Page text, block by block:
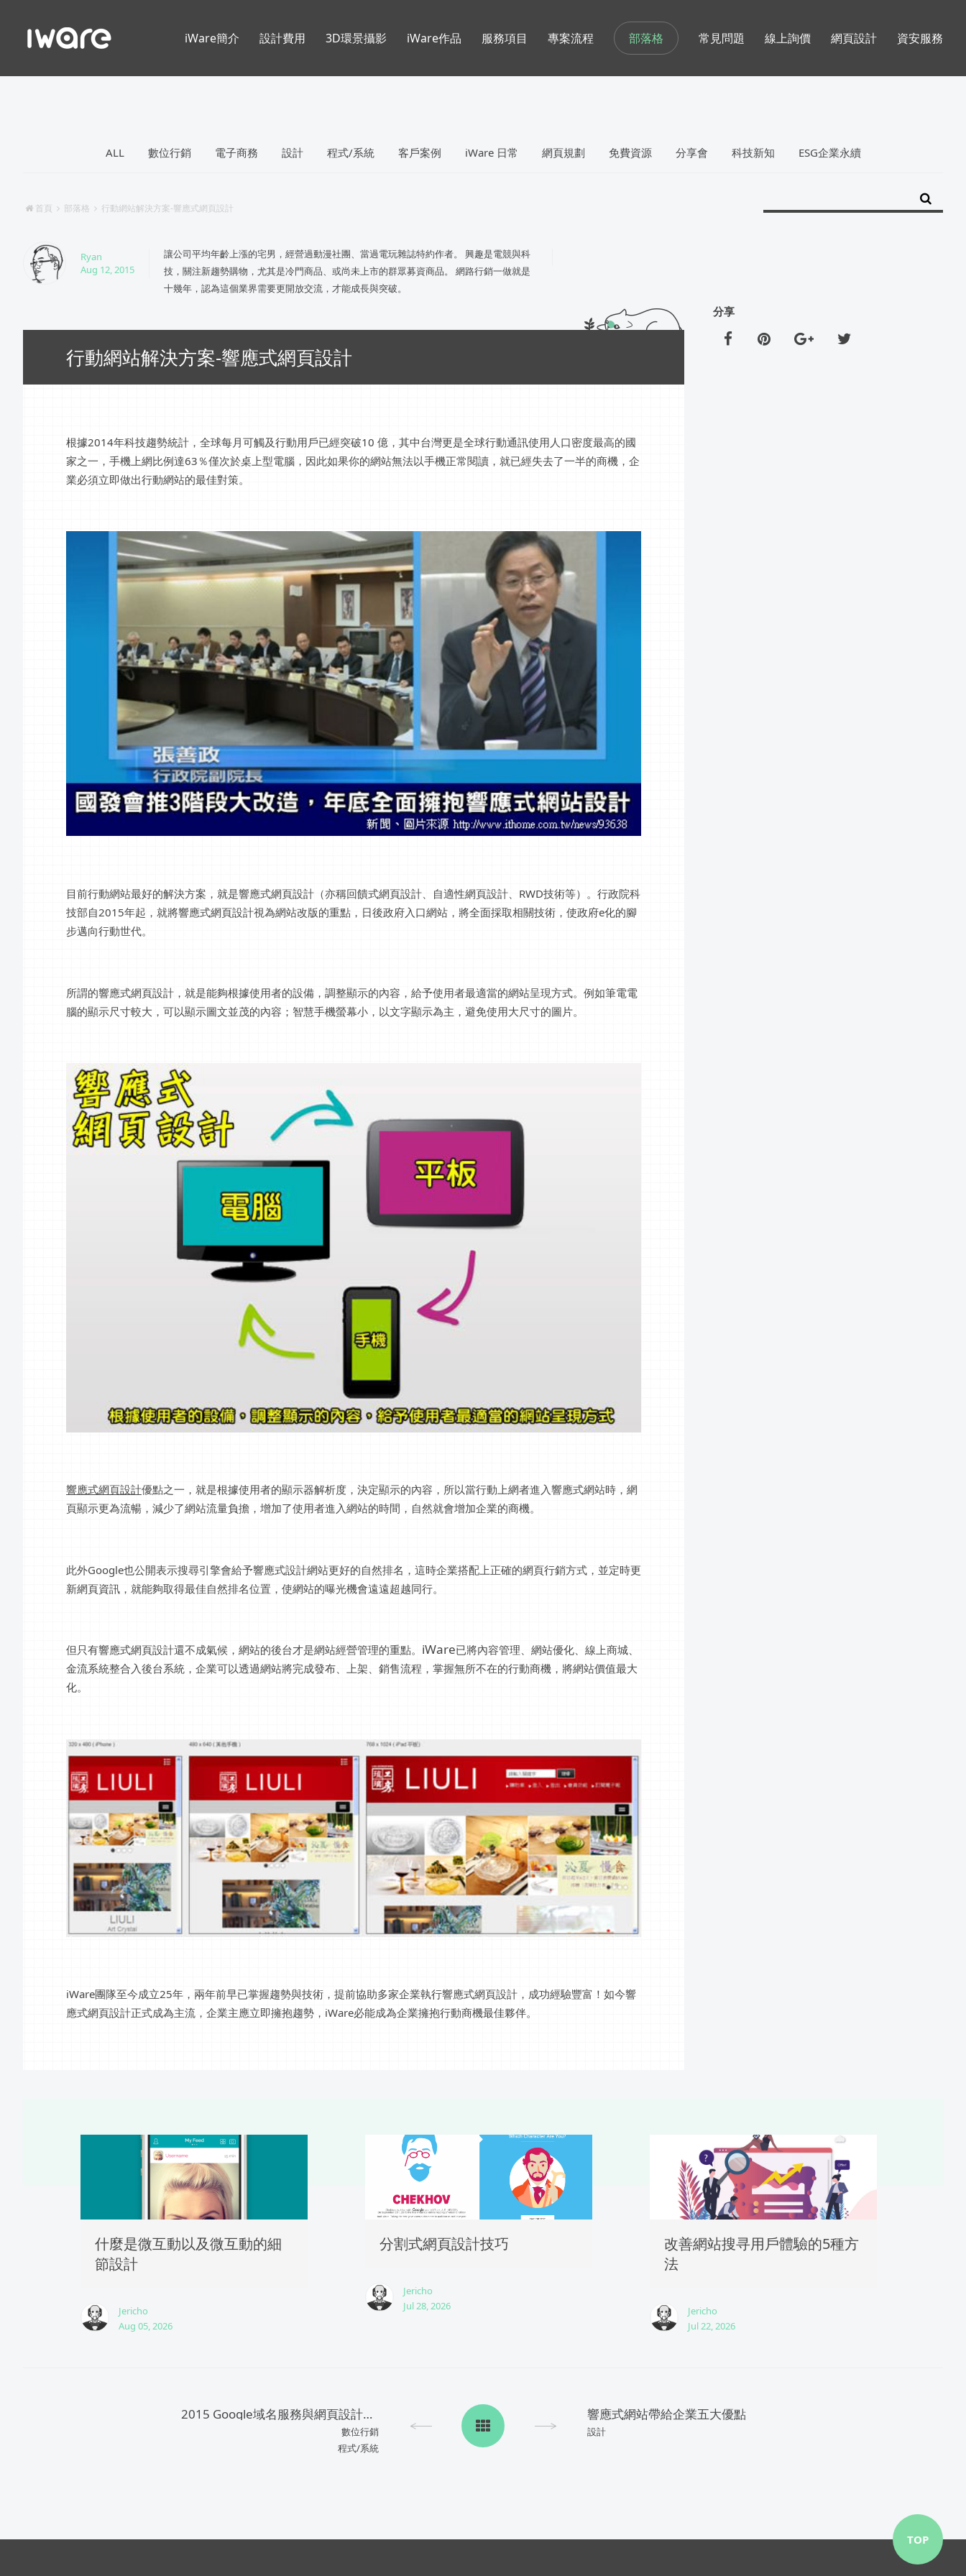
部落格
ALL 數位行銷 電子商務 設計 程式/系統 客戶案例 iWare 日常 網頁規劃 免費資源 分享會 科技新知 ESG企業永續
首頁 部落格 行動網站解決方案-響應式網頁設計
Ryan
Aug 12, 2015
讓公司平均年齡上漲的宅男，經營過動漫社團、當過電玩雜誌特約作者。 興趣是電競與科
技，關注新趨勢購物，尤其是冷門商品、或尚未上市的群眾募資商品。 網路行銷一做就是
十幾年，認為這個業界需要更開放交流，才能成長與突破。
行動網站解決方案-響應式網頁設計
根據2014年科技趨勢統計，全球每月可觸及行動用戶已經突破10 億，其中台灣更是全球行動通訊使用人口密度最高的國
家之一，手機上網比例達63％僅次於桌上型電腦，因此如果你的網站無法以手機正常閱讀，就已經失去了一半的商機，企
業必須立即做出行動網站的最佳對策。
目前行動網站最好的解決方案，就是響應式網頁設計（亦稱回饋式網頁設計、自適性網頁設計、RWD技術等）。行政院科
技部自2015年起，就將響應式網頁設計視為網站改版的重點，日後政府入口網站，將全面採取相關技術，使政府e化的腳
步邁向行動世代。
所謂的響應式網頁設計，就是能夠根據使用者的設備，調整顯示的內容，給予使用者最適當的網站呈現方式。例如筆電電
腦的顯示尺寸較大，可以顯示圖文並茂的內容；智慧手機螢幕小，以文字顯示為主，避免使用大尺寸的圖片。
響應式網頁設計優點之一，就是根據使用者的顯示器解析度，決定顯示的內容，所以當行動上網者進入響應式網站時，網
頁顯示更為流暢，減少了網站流量負擔，增加了使用者進入網站的時間，自然就會增加企業的商機。
此外Google也公開表示搜尋引擎會給予響應式設計網站更好的自然排名，這時企業搭配上正確的網頁行銷方式，並定時更
新網頁資訊，就能夠取得最佳自然排名位置，使網站的曝光機會遠遠超越同行。
但只有響應式網頁設計還不成氣候，網站的後台才是網站經營管理的重點。 iWare已將內容管理、網站優化、線上商城、
金流系統整合入後台系統，企業可以透過網站將完成發布、上架、銷售流程，掌握無所不在的行動商機，將網站價值最大
化。
iWare團隊至今成立25年，兩年前早已掌握趨勢與技術，提前協助多家企業執行響應式網頁設計，成功經驗豐富！如今響
應式網頁設計正式成為主流，企業主應立即擁抱趨勢，iWare必能成為企業擁抱行動商機最佳夥伴。
分享
什麼是微互動以及微互動的細
節設計
Jericho
Aug 05, 2026
分割式網頁設計技巧
Jericho
Jul 28, 2026
改善網站搜寻用戶體驗的5種方
法
Jericho
Jul 22, 2026
2015 Google域名服務與網頁設計服務
數位行銷
程式/系統
響應式網站帶給企業五大優點
設計
TOP